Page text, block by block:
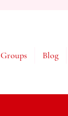
Groups Blog